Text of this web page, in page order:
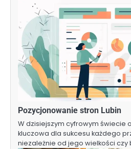
Pozycjonowanie stron Lubin
W dzisiejszym cyfrowym świecie
kluczowa dla sukcesu każdego
niezależnie od jego wielkości czy